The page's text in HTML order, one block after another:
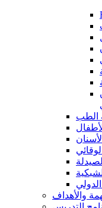
الطب
والأهداف